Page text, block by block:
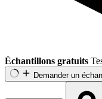
Échantillons gratuits
Demander un